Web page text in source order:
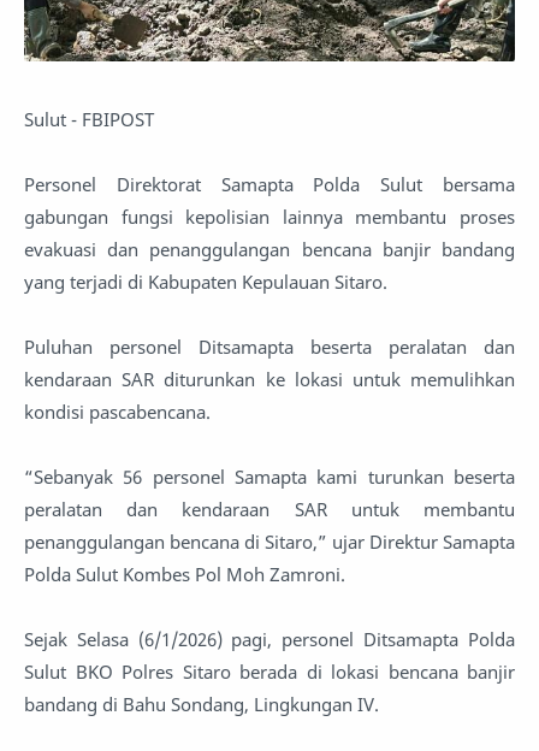
Sulut - FBIPOST
Personel Direktorat Samapta Polda Sulut bersama
gabungan fungsi kepolisian lainnya membantu proses
evakuasi dan penanggulangan bencana banjir bandang
yang terjadi di Kabupaten Kepulauan Sitaro.
Puluhan personel Ditsamapta beserta peralatan dan
kendaraan SAR diturunkan ke lokasi untuk memulihkan
kondisi pascabencana.
“Sebanyak 56 personel Samapta kami turunkan beserta
peralatan dan kendaraan SAR untuk membantu
penanggulangan bencana di Sitaro,” ujar Direktur Samapta
Polda Sulut Kombes Pol Moh Zamroni.
Sejak Selasa (6/1/2026) pagi, personel Ditsamapta Polda
Sulut BKO Polres Sitaro berada di lokasi bencana banjir
bandang di Bahu Sondang, Lingkungan IV.